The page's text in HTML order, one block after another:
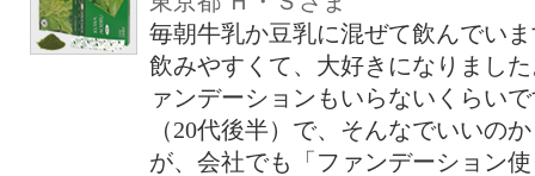
毎朝牛乳か豆乳に混ぜて飲んでい
飲みやすくて、大好きになりまし
ァンデーションもいらないくらい
（20代後半）で、そんなでいいの
が、会社でも「ファンデーション